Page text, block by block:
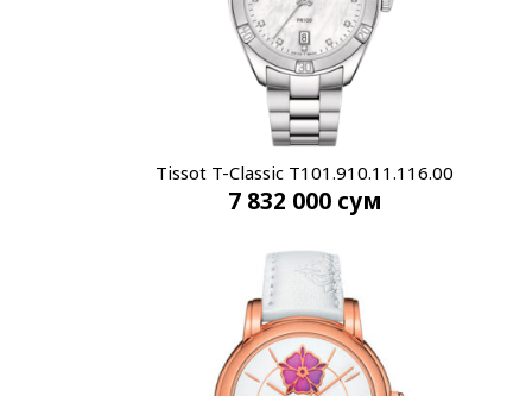
Tissot T-Classic T101.910.11.116.00
7 832 000 сум